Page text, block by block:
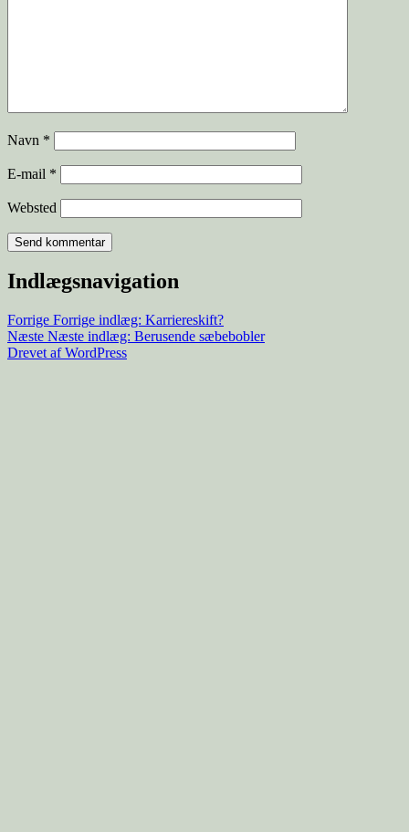
Navn *
E-mail *
Websted
Indlægsnavigation
Forrige Forrige indlæg: Karriereskift?
Næste Næste indlæg: Berusende sæbebobler
Drevet af WordPress